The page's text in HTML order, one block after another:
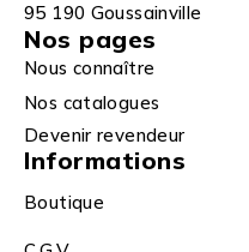
95 190 Goussainville
Nos pages
Nous connaître
Nos catalogues
Devenir revendeur
Informations
Boutique